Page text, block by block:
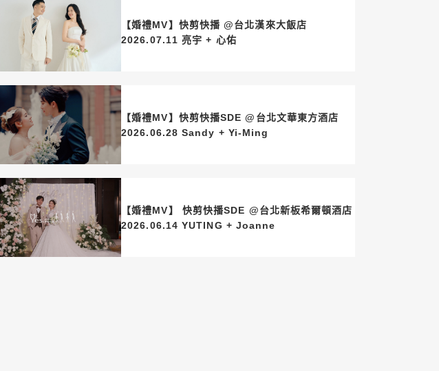
【婚禮MV】快剪快播 @台北漢來大飯店
2026.07.11 亮宇 + 心佑
【婚禮MV】快剪快播SDE @台北文華東方酒店
2026.06.28 Sandy + Yi-Ming
【婚禮MV】 快剪快播SDE @台北新板希爾頓酒店
2026.06.14 YUTING + Joanne